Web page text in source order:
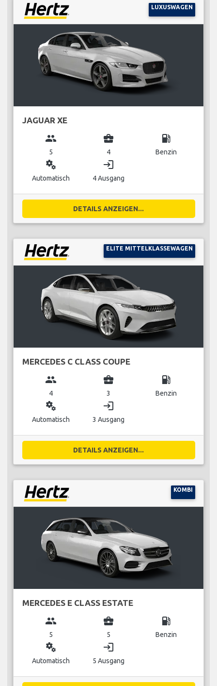
LUXUSWAGEN
JAGUAR XE
group
5
business_center
4
local_gas_station
Benzin
miscellaneous_services
Automatisch
login
4 Ausgang
DETAILS ANZEIGEN...
ELITE MITTELKLASSEWAGEN
MERCEDES C CLASS COUPE
group
4
business_center
3
local_gas_station
Benzin
miscellaneous_services
Automatisch
login
3 Ausgang
DETAILS ANZEIGEN...
KOMBI
MERCEDES E CLASS ESTATE
group
5
business_center
5
local_gas_station
Benzin
miscellaneous_services
Automatisch
login
5 Ausgang